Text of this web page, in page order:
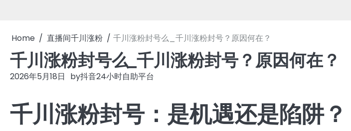
Home 直播间千川涨粉 千川涨粉封号么_千川涨粉封号？原因何在？
千川涨粉封号么_千川涨粉封号？原因何在？
2026年5月18日 by抖音24小时自助平台
千川涨粉封号：是机遇还是陷阱？